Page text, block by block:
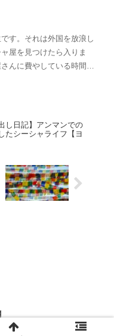
す。それは外国を放浪し
屋を見つけたら入りま
んに費やしている時間は
し日記】アンマンでの
たシーシャライフ【ヨ